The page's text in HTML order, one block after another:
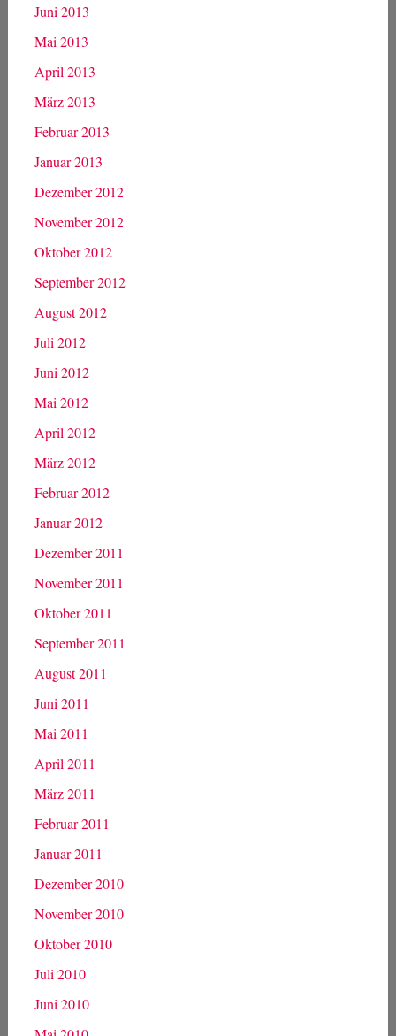
Juni 2013
Mai 2013
April 2013
März 2013
Februar 2013
Januar 2013
Dezember 2012
November 2012
Oktober 2012
September 2012
August 2012
Juli 2012
Juni 2012
Mai 2012
April 2012
März 2012
Februar 2012
Januar 2012
Dezember 2011
November 2011
Oktober 2011
September 2011
August 2011
Juni 2011
Mai 2011
April 2011
März 2011
Februar 2011
Januar 2011
Dezember 2010
November 2010
Oktober 2010
Juli 2010
Juni 2010